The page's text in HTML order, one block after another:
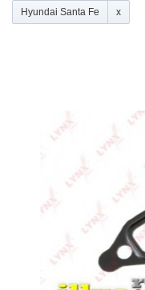
Hyundai Santa Fe